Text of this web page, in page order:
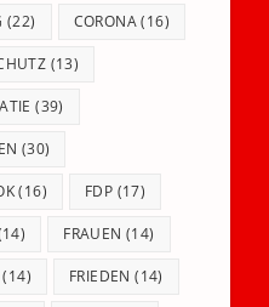
(22) CORONA(16)
(13)
(39)
(30)
(16) FDP (17)
FRAUEN (14)
(14) FRIEDEN (14)